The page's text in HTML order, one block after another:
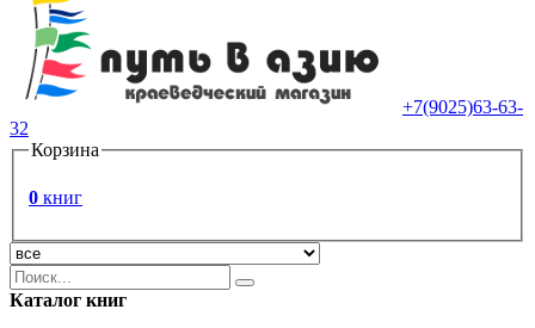
+7(9025)63-63-
32
Корзина
0 книг
Каталог книг